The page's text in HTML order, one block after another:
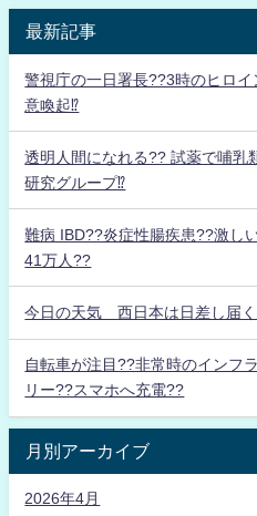
最新記事
警視庁の一日署長??3時のヒロ
意喚起⁉
透明人間になれる?? 試薬で哺乳
研究グループ⁉
難病 IBD??炎症性腸疾患??激し
41万人??
今日の天気 西日本は日差し届
自転車が注目??非常時のインフ
リー??スマホへ充電??
月別アーカイブ
2026年4月